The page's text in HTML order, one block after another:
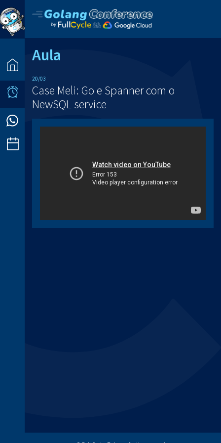
Aula
20/03
Case Meli: Go e Spanner com o
NewSQL service